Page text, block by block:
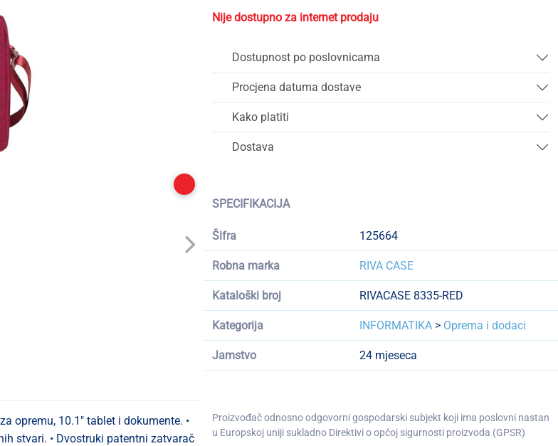
Nije dostupno za internet prodaju
Dostupnost po poslovnicama
Procjena datuma dostave
Kako platiti
Dostava
SPECIFIKACIJA
Šifra 125664
Robna marka RIVA CASE
Kataloški broj RIVACASE 8335-RED
Kategorija INFORMATIKA > Oprema i dodaci
Jamstvo 24 mjeseca
Proizvođač odnosno odgovorni gospodarski subjekt koji ima poslovni nastan
u Europskoj uniji sukladno Direktivi o općoj sigurnosti proizvoda (GPSR)
opremu, 10.1" tablet i dokumente. •
stvari. • Dvostruki patentni zatvarač